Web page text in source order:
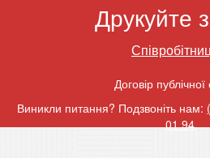
Друкуйте
Договір
Виникли питання? Подзвоніть нам:
01 94.